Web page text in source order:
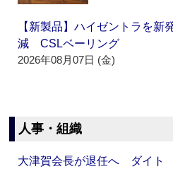
【新製品】ハイゼントラを新
減 CSLベーリング
2026年08月07日 (金)
人事・組織
大津賀会長が退任へ ダイト